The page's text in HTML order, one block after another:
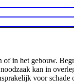
in het gebouw.
kan in
voor